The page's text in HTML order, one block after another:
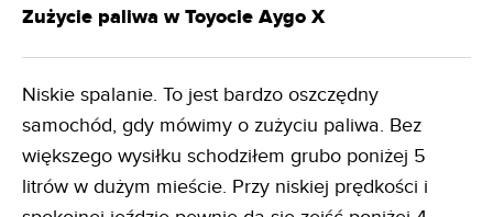
Zużycie paliwa w Toyocie Aygo X
Niskie spalanie. To jest bardzo oszczędny
samochód, gdy mówimy o zużyciu paliwa. Bez
większego wysiłku schodziłem grubo poniżej 5
litrów w dużym mieście. Przy niskiej prędkości i